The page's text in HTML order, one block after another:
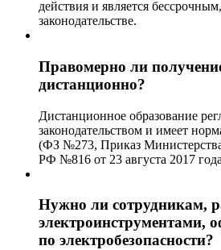
действия и является
законодательстве.
Правомерно ли
дистанционно?
Дистанционное образование
законодательством и имеет
(ФЗ №273, Приказ
РФ №816 от 23 августа 2017
Нужно ли сотрудникам,
электроинструментами,
по электробезопасности?